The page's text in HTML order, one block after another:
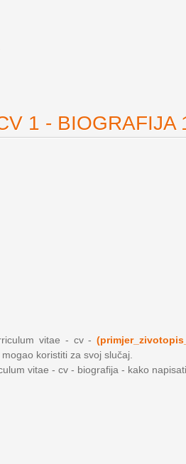
1 - BIOGRAFIJA
vitae - cv -
koristiti za svoj slučaj.
vitae - cv - biografija - kako